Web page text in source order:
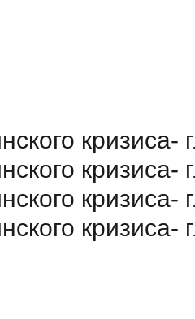
кризиса-
кризиса-
кризиса-
кризиса-